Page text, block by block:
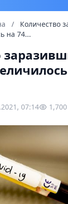
/
Количество
на 74...
07:14 1,700